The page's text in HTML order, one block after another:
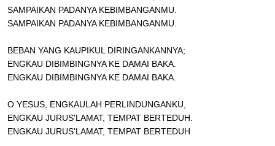
SAMPAIKAN PADANYA KEBIMBANGANMU.
SAMPAIKAN PADANYA KEBIMBANGANMU.
BEBAN YANG KAUPIKUL DIRINGANKANNYA;
ENGKAU DIBIMBINGNYA KE DAMAI BAKA.
ENGKAU DIBIMBINGNYA KE DAMAI BAKA.
O YESUS, ENGKAULAH PERLINDUNGANKU,
ENGKAU JURUS'LAMAT, TEMPAT BERTEDUH.
ENGKAU JURUS'LAMAT, TEMPAT BERTEDUH